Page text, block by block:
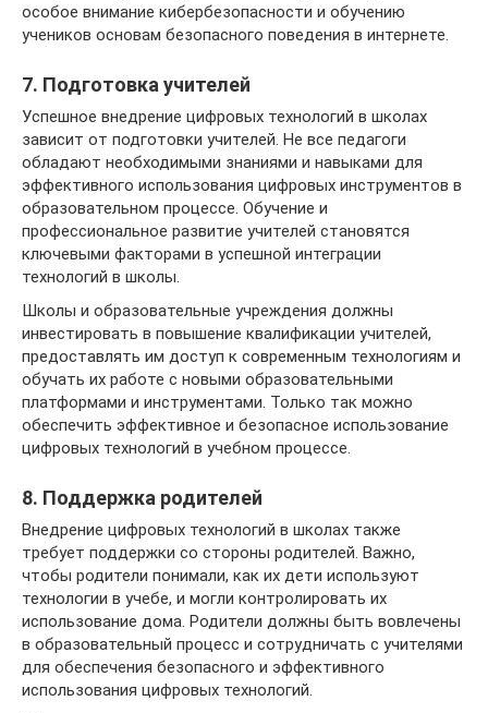
особое внимание кибербезопасности и обучению
учеников основам безопасного поведения в интернете.
7. Подготовка учителей
Успешное внедрение цифровых технологий в школах
зависит от подготовки учителей. Не все педагоги
обладают необходимыми знаниями и навыками для
эффективного использования цифровых инструментов в
образовательном процессе. Обучение и
профессиональное развитие учителей становятся
ключевыми факторами в успешной интеграции
технологий в школы.
Школы и образовательные учреждения должны
инвестировать в повышение квалификации учителей,
предоставлять им доступ к современным технологиям и
обучать их работе с новыми образовательными
платформами и инструментами. Только так можно
обеспечить эффективное и безопасное использование
цифровых технологий в учебном процессе.
8. Поддержка родителей
Внедрение цифровых технологий в школах также
требует поддержки со стороны родителей. Важно,
чтобы родители понимали, как их дети используют
технологии в учебе, и могли контролировать их
использование дома. Родители должны быть вовлечены
в образовательный процесс и сотрудничать с учителями
для обеспечения безопасного и эффективного
использования цифровых технологий.